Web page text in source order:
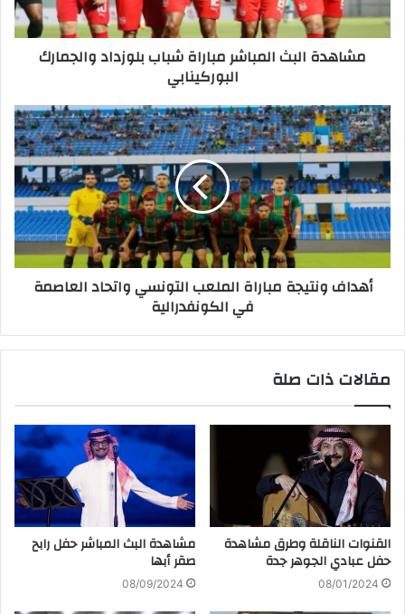
مشاهدة البث المباشر مباراة شباب بلوزداد والجمارك
البوركينابي
أهداف ونتيجة مباراة الملعب التونسي واتحاد العاصمة
في الكونفدرالية
مقالات ذات صلة
القنوات الناقلة وطرق مشاهدة
حفل عبادي الجوهر جدة
08/01/2024
مشاهدة البث المباشر حفل رابح
صقر أبها
08/09/2024